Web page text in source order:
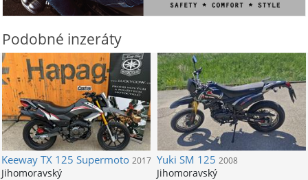
Podobné inzeráty
KeewayTX 125 Supermoto 2017
Jihomoravský
Yuki SM 125 2008
Jihomoravský